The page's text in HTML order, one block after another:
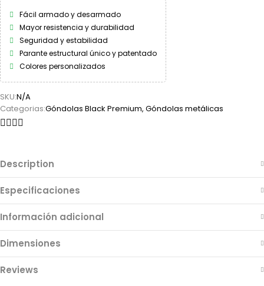
Fácil armado y desarmado
Mayor resistencia y durabilidad
Seguridad y estabilidad
Parante estructural único y patentado
Colores personalizados
SKU:N/A
Categorias:Góndolas Black Premium, Góndolas metálicas
Description
Especificaciones
Información adicional
Dimensiones
Reviews